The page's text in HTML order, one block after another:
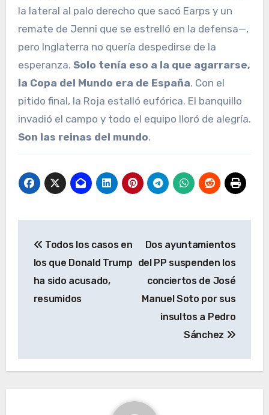
la lateral al palo derecho que sacó Earps y un
remate de Jenni que se estrelló en la defensa—,
pero Inglaterra no quería despedirse de la
esperanza. Solo tenía eso a la que agarrarse,
la Copa del Mundo era de España. Con el
pitido final, la Roja estalló eufórica. El banquillo
invadió el campo y todo el equipo lloró de alegría.
Son las reinas del mundo.
de
entradas
Todos los casos en
los que Donald Trump
ha sido acusado,
resumidos
Dos ayuntamientos
del PP suspenden los
conciertos de José
Manuel Soto por sus
insultos a Pedro
Sánchez